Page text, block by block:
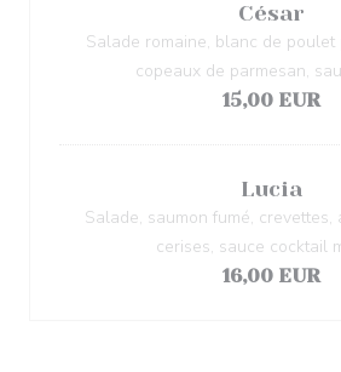
César
Salade romaine, blanc de poulet
copeaux de parmesan,
15,00 EUR
Lucia
Salade, saumon fumé, crevettes,
cerises, sauce cocktail
16,00 EUR